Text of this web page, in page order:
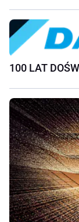
100 LAT